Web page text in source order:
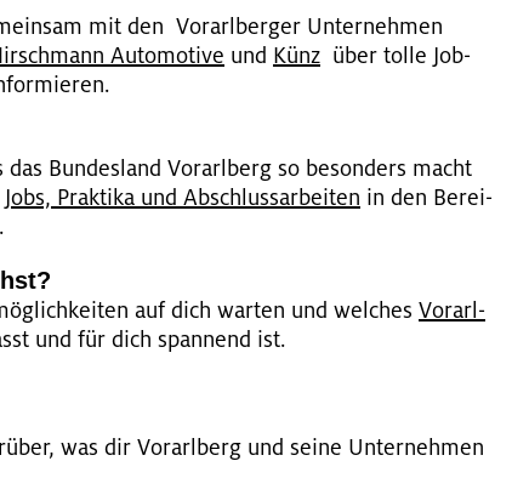
mit den Vor­arl­ber­ger Un­ter­neh­men
Au­to­mo­ti­ve und Künz über tolle Job­
das Bun­des­land Vor­arl­berg so be­son­ders macht
Jobs, Prak­ti­ka und Ab­schluss­ar­bei­ten in den Be­rei­
auf dich war­ten und wel­ches Vor­arl­
und für dich span­nend ist.
was dir Vor­arl­berg und seine Un­ter­neh­men